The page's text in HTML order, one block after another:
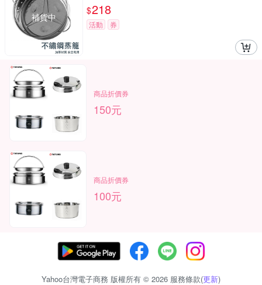
補貨中
$218
活動 券
商品折價券
150元
商品折價券
100元
Yahoo台灣電子商務 版權所有 © 2026 服務條款(更新)